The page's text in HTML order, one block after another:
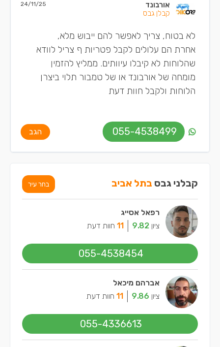
אורבונד
קבלן גבס
24/11/25
לא בטוח, צריך לאפשר להם ייבוש מלא,
אחרת הם עלולים לקבל פטריות ף צריל לוודא
שהלוחות לא קיבלו עיוותים. ממליץ להזמין
מומחה של אורבונד או של טמבור תלוי ביצרן
הלוחות ולקבל חוות דעת
055-4538499 הגב
קבלני גבס בתל אביב בחר עיר
רפאל אסייג
ציון 9.82
11 חוות דעת
055-4538454
אברהם מיכאל
ציון 9.86
11 חוות דעת
055-4336613